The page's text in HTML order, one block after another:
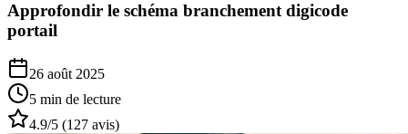
Approfondir le schéma branchement digicode
portail
26 août 2025
5 min de lecture
4.9/5 (127 avis)